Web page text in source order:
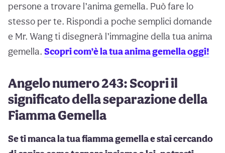
persone a trovare l’anima gemella. Può fare lo
stesso per te. Rispondi a poche semplici domande
e Mr. Wang ti disegnerà l’immagine della tua anima
gemella. Scopri com’è la tua anima gemella oggi!
Angelo numero 243: Scopri il
significato della separazione della
Fiamma Gemella
Se ti manca la tua fiamma gemella e stai cercando